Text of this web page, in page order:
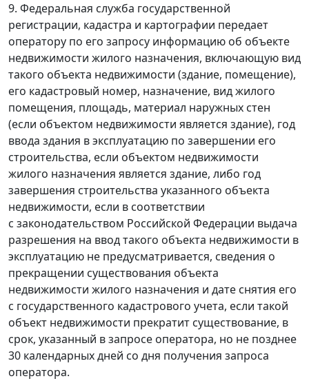
9. Федеральная служба государственной
регистрации, кадастра и картографии передает
оператору по его запросу информацию об объекте
недвижимости жилого назначения, включающую вид
такого объекта недвижимости (здание, помещение),
его кадастровый номер, назначение, вид жилого
помещения, площадь, материал наружных стен
(если объектом недвижимости является здание), год
ввода здания в эксплуатацию по завершении его
строительства, если объектом недвижимости
жилого назначения является здание, либо год
завершения строительства указанного объекта
недвижимости, если в соответствии
с законодательством Российской Федерации выдача
разрешения на ввод такого объекта недвижимости в
эксплуатацию не предусматривается, сведения о
прекращении существования объекта
недвижимости жилого назначения и дате снятия его
с государственного кадастрового учета, если такой
объект недвижимости прекратит существование, в
срок, указанный в запросе оператора, но не позднее
30 календарных дней со дня получения запроса
оператора.